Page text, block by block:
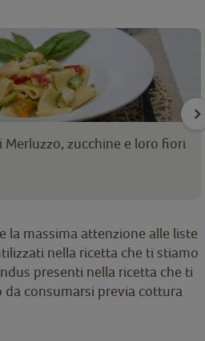
Merluzzo, zucchine e loro fiori
la massima attenzione alle liste
nella ricetta che ti stiamo
presenti nella ricetta che ti
consumarsi previa cottura